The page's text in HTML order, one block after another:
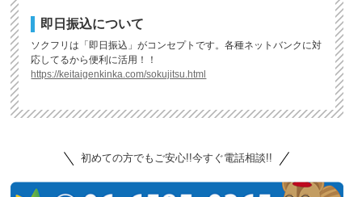
即日振込について
ソクフリは「即日振込」がコンセプトです。各種ネットバンクに対
応してるから便利に活用！！
https://keitaigenkinka.com/sokujitsu.html
初めての方でもご安心!!今すぐ電話相談!!